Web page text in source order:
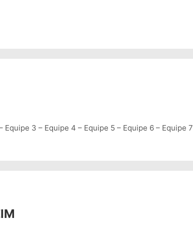
3 – Equipe 4 – Equipe 5 – Equipe 6 – Equipe 7